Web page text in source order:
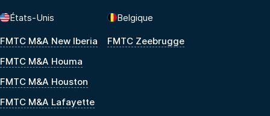
États-Unis
FMTC M&A New Iberia
FMTC M&A Houma
FMTC M&A Houston
FMTC M&A Lafayette
Belgique
FMTC Zeebrugge